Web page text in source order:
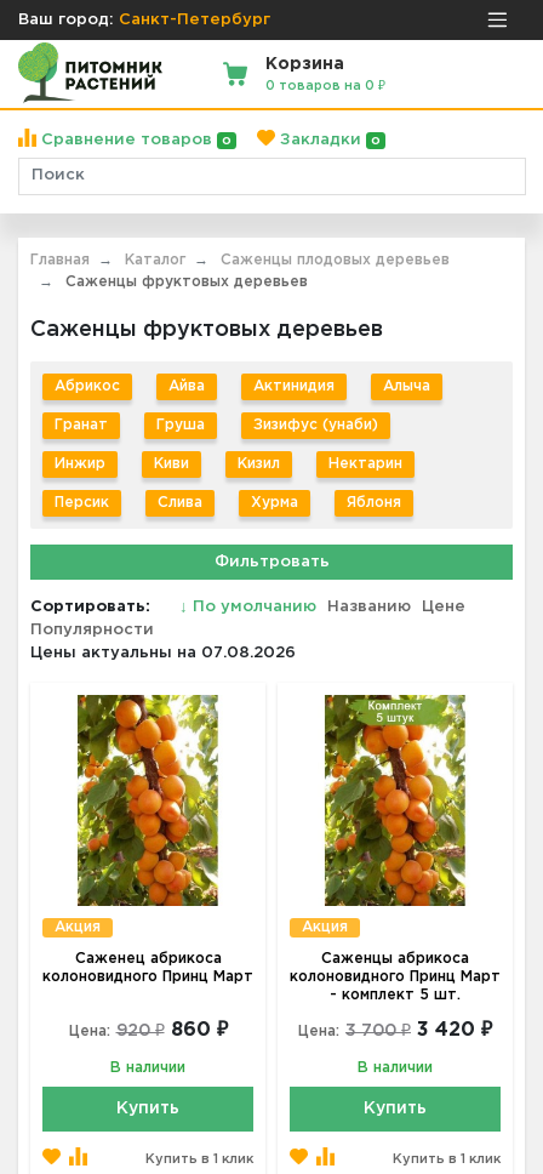
Ваш город: Санкт-Петербург
Корзина
0 товаров на 0 ₽
Сравнение товаров 0 Закладки 0
Главная Каталог
Саженцы плодовых деревьев
Саженцы фруктовых деревьев
Саженцы фруктовых деревьев
Абрикос Айва Актинидия Алыча
Гранат Груша Зизифус (унаби)
Инжир Киви Кизил Нектарин
Персик Слива Хурма Яблоня
Фильтровать
Сортировать: ↓ По умолчанию Названию
Цене
Популярности
Цены актуальны на 07.08.2026
Акция
Саженец абрикоса
колоновидного Принц Март
Цена: 920 ₽ 860 ₽
В наличии
Купить
Купить в 1 клик
Акция
Саженцы абрикоса
колоновидного Принц Март
- комплект 5 шт.
Цена: 3 700 ₽ 3 420 ₽
В наличии
Купить
Купить в 1 клик